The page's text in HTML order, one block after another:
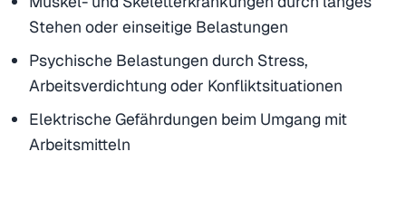
Stehen oder einseitige Belastungen
Psychische Belastungen durch Stress,
Arbeitsverdichtung oder Konfliktsituationen
Elektrische Gefährdungen beim Umgang mit
Arbeitsmitteln